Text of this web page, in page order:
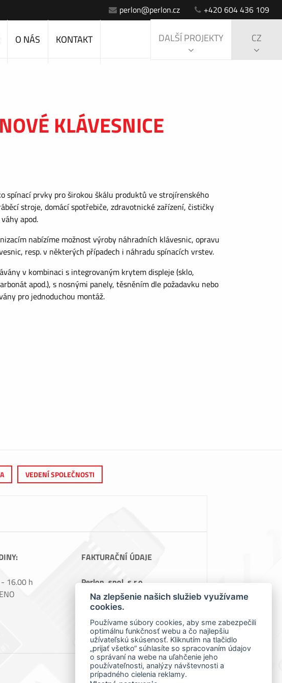
perlon@perlon.cz +420 604 436 109
O NÁS KONTAKT DALŠÍ PROJEKTY CZ
KLÁVESNICE
spínací prvky pro širokou škálu produktů ve strojírenského
stroje, domácí spotřebiče, zdravotnické zařízení, čističky
apod.
nabízíme možnost výroby náhradních klávesnic, opravu
resp. v některých případech i náhradu spínacích vrstev.
v kombinaci s integrovaným krytem displeje (sklo,
apod.), s nosnými panely, těsněním dle požadavku nebo
pro jednoduchou montáž.
VEDENÍ SPOLEČNOSTI
16.00 h
FAKTURAČNÍ ÚDAJE
Perlon, spol. s.r.o.
Teslova 1129/2B, 70200 Ostrava
IČ: 64086119
DIČ: CZ64086119
Na zlepšenie našich služieb využívame
cookies.
Používame súbory cookies, aby sme zabezpečili
optimálnu funkčnosť webu a čo najlepšiu
užívateľskú skúsenosť. Kliknutím na tlačidlo
„prijať všetko“ súhlasíte so spracovaním údajov
o správaní na webe na uľahčenie jeho
používateľnosti, analýzy návštevnosti a
prípadného cielenia reklamy.